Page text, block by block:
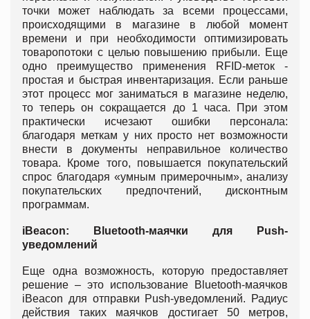
точки может наблюдать за всеми процессами,
происходящими в магазине в любой момент
времени и при необходимости оптимизировать
товаропотоки с целью повышению прибыли. Еще
одно преимущество применения RFID-меток -
простая и быстрая инвентаризация. Если раньше
этот процесс мог заниматься в магазине неделю,
то теперь он сокращается до 1 часа. При этом
практически исчезают ошибки персонала:
благодаря меткам у них просто нет возможности
внести в документы неправильное количество
товара. Кроме того, повышается покупательский
спрос благодаря «умным примерочным», анализу
покупательских предпочтений, дисконтным
программам.
iBeacon: Bluetooth-маячки для Push-
уведомлений
Еще одна возможность, которую предоставляет
решение – это использование Bluetooth-маячков
iBeacon для отправки Push-уведомлений. Радиус
действия таких маячков достигает 50 метров,